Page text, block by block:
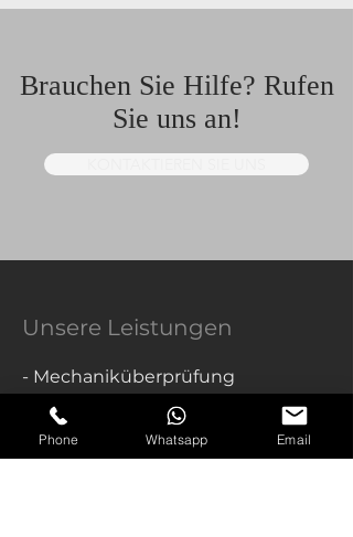
Brauchen Sie Hilfe? Rufen
Sie uns an!
Unsere Leistungen
- Mechaniküberprüfung
- Autowartung
- Öl- und Bremsüberprüfung
Phone Whatsapp Email